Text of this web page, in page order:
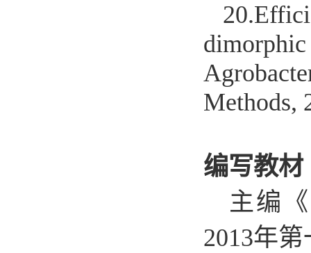
20.
Methods,
编写教材
主编
2013年